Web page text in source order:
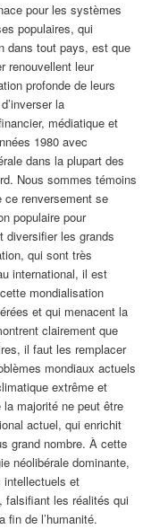
pour les systèmes
populaires, qui
dans tout pays, est que
renouvellent leur
profonde de leurs
la
médiatique et
1980 avec
dans la plupart des
Nous sommes témoins
ce renversement se
populaire pour
diversifier les grands
qui sont très
international, il est
mondialisation
et qui menacent la
clairement que
il faut les remplacer
mondiaux actuels
extrême et
la majorité ne peut être
actuel, qui enrichit
grand nombre. À cette
néolibérale dominante,
intellectuels et
falsifiant les réalités qui
fin de l’humanité.